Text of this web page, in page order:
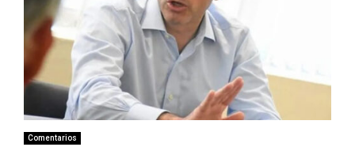
Comentarios